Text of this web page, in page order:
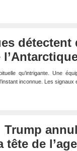
détectent
qu’intrigante. Une
inconnue. Les signaux
Trump
de